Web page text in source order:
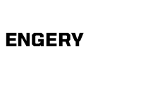
gehen
ENGERY